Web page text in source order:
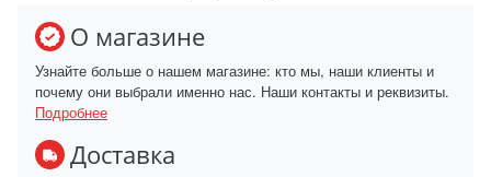
О магазине
Узнайте больше о нашем магазине: кто мы, наши клиенты и
почему они выбрали именно нас. Наши контакты и реквизиты.
Подробнее
Доставка